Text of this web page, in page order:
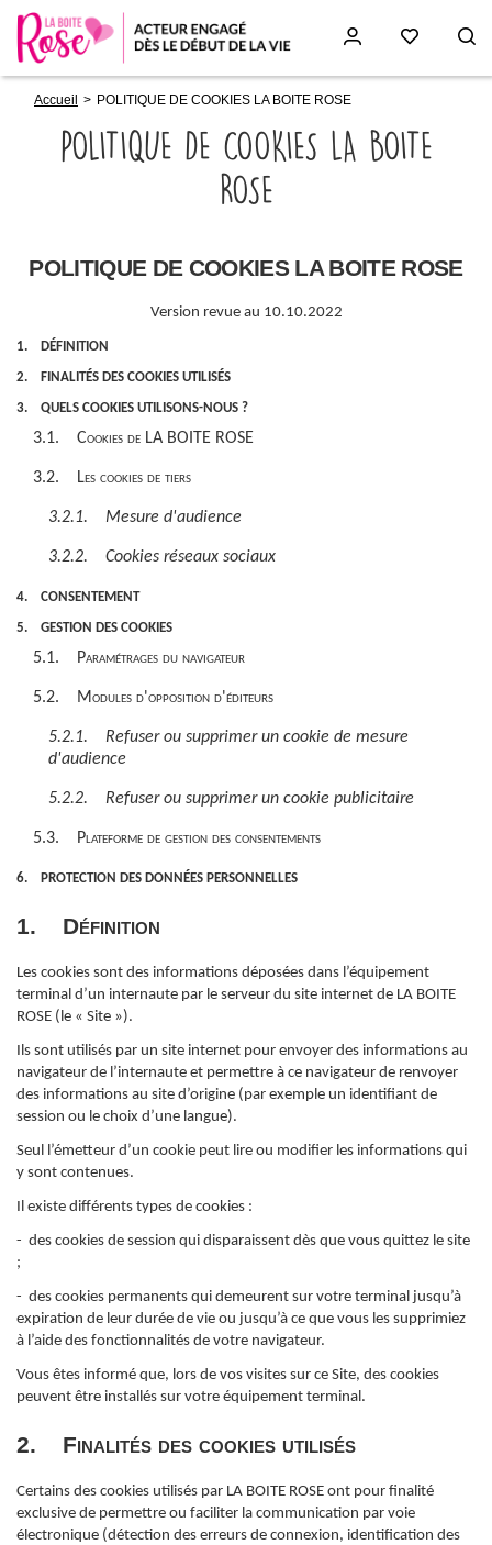
principal
d'Ariane
Accueil POLITIQUE DE COOKIES LA BOITE ROSE
POLITIQUE DE COOKIES LA BOITE
ROSE
Paragraphs
POLITIQUE DE COOKIES LA BOITE ROSE
Version revue au 10.10.2022
1. DÉFINITION
2. FINALITÉS DES COOKIES UTILISÉS
3. QUELS COOKIES UTILISONS-NOUS ?
3.1. Cookies de LA BOITE ROSE
3.2. Les cookies de tiers
3.2.1. Mesure d'audience
3.2.2. Cookies réseaux sociaux
4. CONSENTEMENT
5. GESTION DES COOKIES
5.1. Paramétrages du navigateur
5.2. Modules d'opposition d'éditeurs
5.2.1. Refuser ou supprimer un cookie de mesure
d'audience
5.2.2. Refuser ou supprimer un cookie publicitaire
5.3. Plateforme de gestion des consentements
6. PROTECTION DES DONNÉES PERSONNELLES
1. Définition
Les cookies sont des informations déposées dans l’équipement
terminal d’un internaute par le serveur du site internet de LA BOITE
ROSE (le « Site »).
Ils sont utilisés par un site internet pour envoyer des informations au
navigateur de l’internaute et permettre à ce navigateur de renvoyer
des informations au site d’origine (par exemple un identifiant de
session ou le choix d’une langue).
Seul l’émetteur d’un cookie peut lire ou modifier les informations qui
y sont contenues.
Il existe différents types de cookies :
- des cookies de session qui disparaissent dès que vous quittez le site
;
- des cookies permanents qui demeurent sur votre terminal jusqu’à
expiration de leur durée de vie ou jusqu’à ce que vous les supprimiez
à l’aide des fonctionnalités de votre navigateur.
Vous êtes informé que, lors de vos visites sur ce Site, des cookies
peuvent être installés sur votre équipement terminal.
2. Finalités des cookies utilisés
Certains des cookies utilisés par LA BOITE ROSE ont pour finalité
exclusive de permettre ou faciliter la communication par voie
électronique (détection des erreurs de connexion, identification des